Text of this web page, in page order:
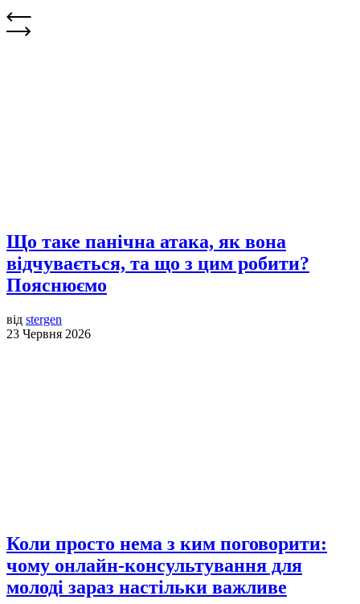
Що таке панічна атака, як вона
відчувається, та що з цим робити?
Пояснюємо
від stergen
23 Червня 2026
Коли просто нема з ким поговорити:
чому онлайн-консультування для
молоді зараз настільки важливе